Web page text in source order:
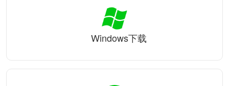
Windows下载